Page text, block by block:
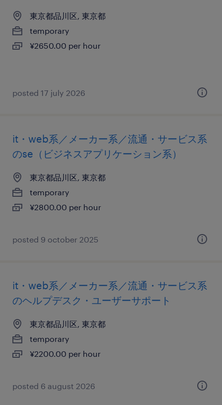
東京都品川区, 東京都
temporary
¥2650.00 per hour
posted 17 july 2026
it・web系／メーカー系／流通・サービス系
のse（ビジネスアプリケーション系）
東京都品川区, 東京都
temporary
¥2800.00 per hour
posted 9 october 2025
it・web系／メーカー系／流通・サービス系
のヘルプデスク・ユーザーサポート
東京都品川区, 東京都
temporary
¥2200.00 per hour
posted 6 august 2026